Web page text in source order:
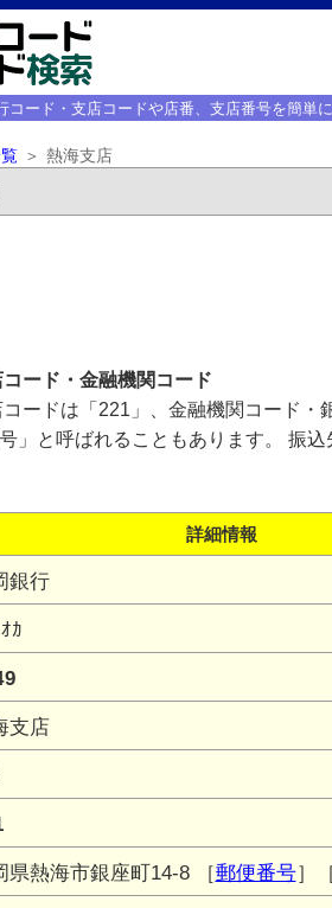
コード・支店コードや店番、支店番号を簡単に
熱海支店
ード・金融機関コード
ードは「221」、金融機関コード・
」と呼ばれることもあります。 振
詳細情報
銀行
ｶ
支店
県熱海市銀座町14-8 ［郵便番号］